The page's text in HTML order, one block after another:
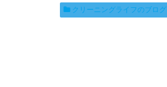
クリーニングライフのブログ